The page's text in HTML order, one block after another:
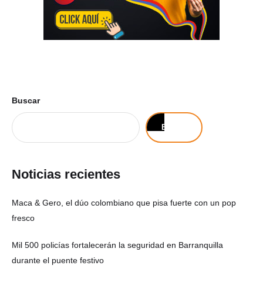
Buscar
Buscar
Noticias recientes
Maca & Gero, el dúo colombiano que pisa fuerte con un pop
fresco
Mil 500 policías fortalecerán la seguridad en Barranquilla
durante el puente festivo